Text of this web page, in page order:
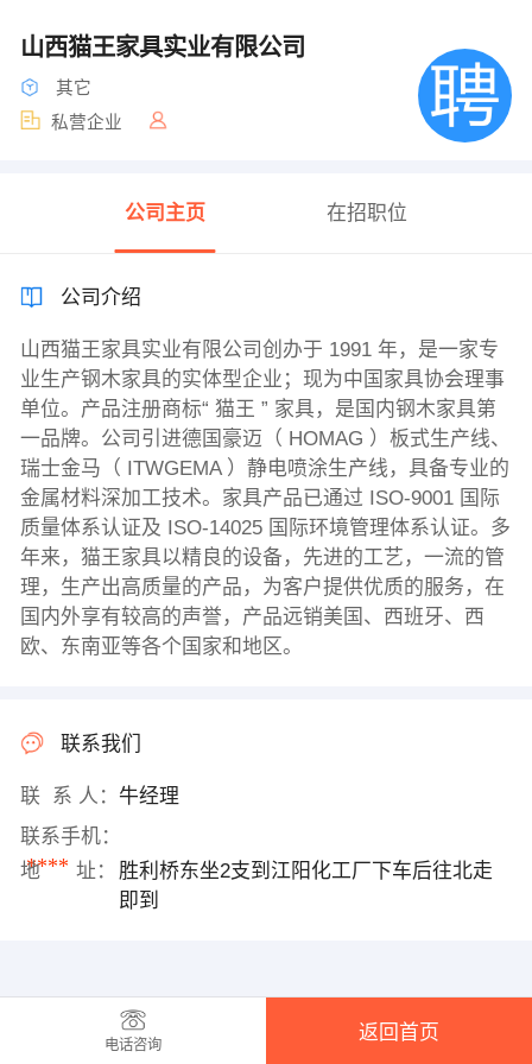
山西猫王家具实业有限公司
其它
私营企业
公司主页 在招职位
公司介绍
山西猫王家具实业有限公司创办于 1991 年，是一家专
业生产钢木家具的实体型企业；现为中国家具协会理事
单位。产品注册商标“ 猫王 ” 家具，是国内钢木家具第
一品牌。公司引进德国豪迈（ HOMAG ）板式生产线、
瑞士金马（ ITWGEMA ）静电喷涂生产线，具备专业的
金属材料深加工技术。家具产品已通过 ISO-9001 国际
质量体系认证及 ISO-14025 国际环境管理体系认证。多
年来，猫王家具以精良的设备，先进的工艺，一流的管
理，生产出高质量的产品，为客户提供优质的服务，在
国内外享有较高的声誉，产品远销美国、西班牙、西
欧、东南亚等各个国家和地区。
联系我们
联 系 人： 牛经理
联系手机：
****
地 址：
胜利桥东坐2支到江阳化工厂下车后往北走
即到
电话咨询
返回首页